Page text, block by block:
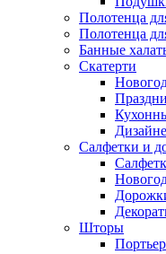
Полотенца
Полотенца
Банные
Скатерти
Салфетки и
Шторы